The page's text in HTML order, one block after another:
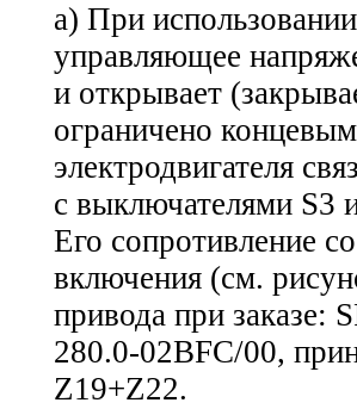
а) При
управляющее
и открывает
ограничено
электродвигателя
с выключателями S3
Его сопротивление
включения (см.
привода при заказе:
280.0-02ВFC/00,
Z19+Z22.